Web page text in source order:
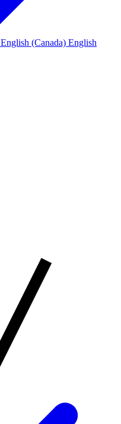
English (Canada) English